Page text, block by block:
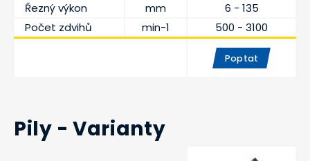
Řezný výkon
mm
6 - 135
Počet zdvihů
min-1 500 - 3100
Poptat
Pily - Varianty